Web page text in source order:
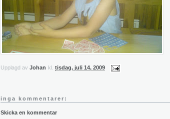
Upplagd av Johan kl. tisdag, juli 14, 2009
inga kommentarer:
Skicka en kommentar